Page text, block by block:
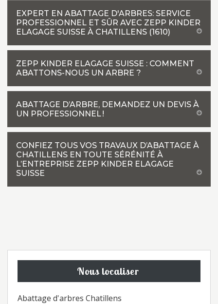
EXPERT EN ABATTAGE D'ARBRES: SERVICE
PROFESSIONNEL ET SÛR AVEC ZEPP KINDER
ELAGAGE SUISSE À CHATILLENS (1610)
ZEPP KINDER ELAGAGE SUISSE : COMMENT
ABATTONS-NOUS UN ARBRE ?
ABATTAGE D’ARBRE, DEMANDEZ UN DEVIS À
UN PROFESSIONNEL !
CONFIEZ TOUS VOS TRAVAUX D’ABATTAGE À
CHATILLENS EN TOUTE SÉRÉNITÉ À
L’ENTREPRISE ZEPP KINDER ELAGAGE
SUISSE
Nous localiser
Abattage d'arbres Chatillens